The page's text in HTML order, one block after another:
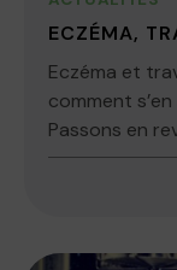
ECZÉMA,
Eczéma et
comment
Passons en